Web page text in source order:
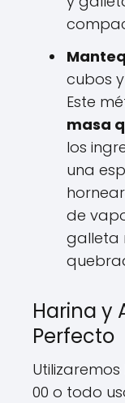
cubos
Este
masa
los
una
de
galleta
Harina y
Perfecto
00 o todo